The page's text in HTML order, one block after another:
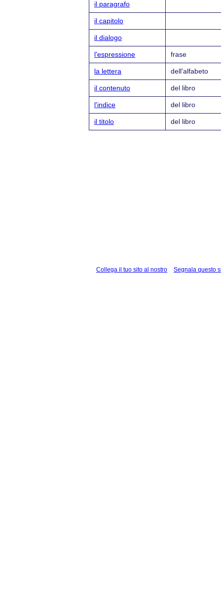
il paragrafo
il capitolo
il dialogo
l'espressione frase
la lettera dell'alfabeto
il contenuto del libro
l'indice del libro
il titolo del libro
Collega il tuo sito al nostro Segnala questo